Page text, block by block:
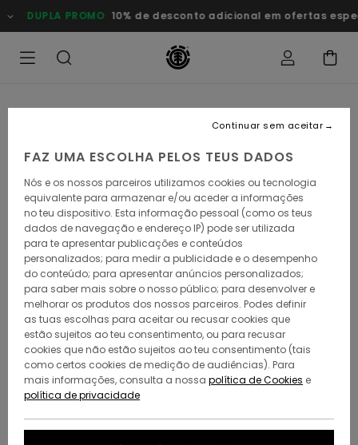
para
a
PROMO 10% de desconto adicional em ofertas especiais
FAZ UMA ESCOLHA PELOS TEUS DADOS
Nós e os nossos parceiros utilizamos cookies ou tecnologia
equivalente para armazenar e/ou aceder a informações
no teu dispositivo. Esta informação pessoal (como os teus
dados de navegação e endereço IP) pode ser utilizada
para te apresentar publicações e conteúdos
personalizados; para medir a publicidade e o desempenho
do conteúdo; para apresentar anúncios personalizados;
para saber mais sobre o nosso público; para desenvolver e
melhorar os produtos dos nossos parceiros. Podes definir
as tuas escolhas para aceitar ou recusar cookies que
estão sujeitos ao teu consentimento, ou para recusar
cookies que não estão sujeitos ao teu consentimento (tais
como certos cookies de medição de audiências). Para
mais informações, consulta a nossa política de Cookies e
política de privacidade
Continuar sem aceitar